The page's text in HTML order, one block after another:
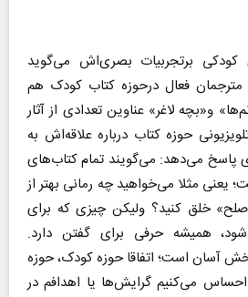
کودکی برتجربیات بصری‌اش می‌گوید
فعال درحوزه کتاب کودک هم
و«بچه لاغر» عناوین تعدادی از آثار
حوزه کتاب درباره علاقه‌اش به
پاسخ می‌دهد: می‌گویند تمام کتاب‌های
یعنی مثلا می‌خواهید چه رمانی بهتر از
خلق کنید؟ ولیکن چیزی که برای
همیشه حرفی برای گفتن دارد.
آسان است؛ اتفاقا حوزه کودک، حوزه
می‌کنیم گرایش‌ها یا اهدافم در